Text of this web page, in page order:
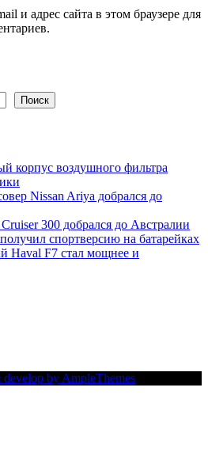
и адрес сайта в этом браузере для
Поиск
корпус воздушного фильтра
Nissan Ariya добрался до
300 добрался до Австралии
спортверсию на батарейках
Haval F7 стал мощнее и
by AmpleThemes